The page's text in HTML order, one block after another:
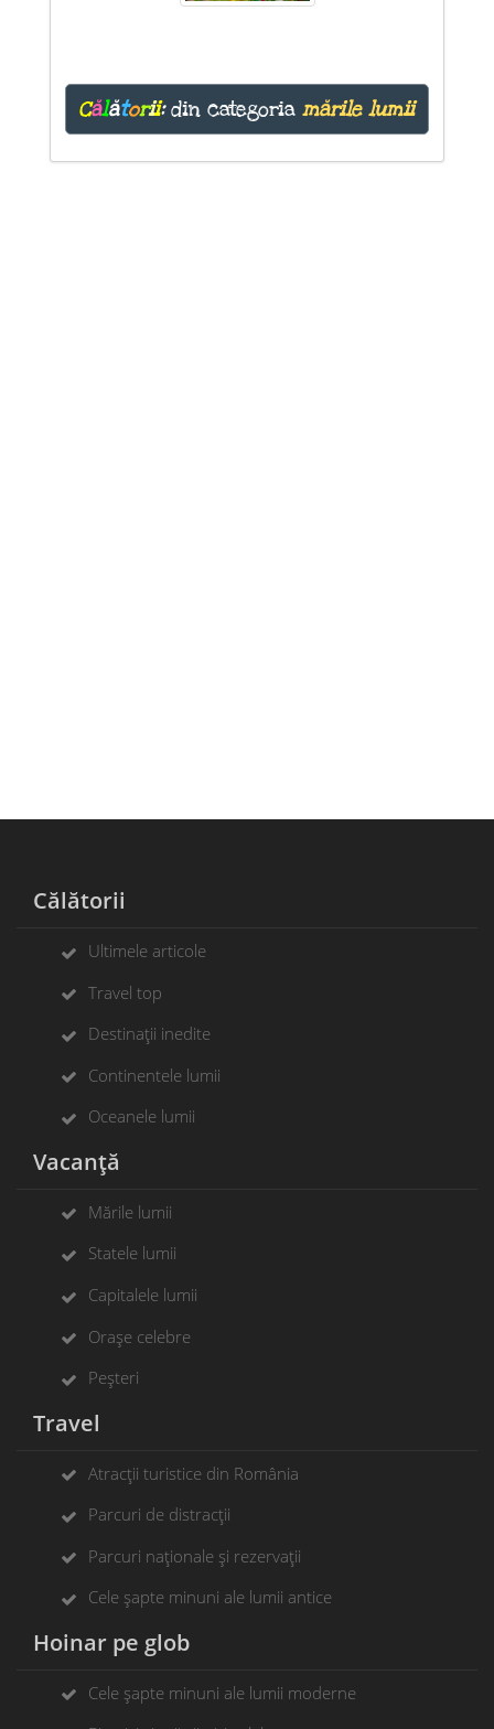
Călătorii:din categoriamările lumii
Călătorii
Ultimele articole
Travel top
Destinații inedite
Continentele lumii
Oceanele lumii
Vacanță
Mările lumii
Statele lumii
Capitalele lumii
Orașe celebre
Peșteri
Travel
Atracții turistice din România
Parcuri de distracții
Parcuri naționale și rezervații
Cele șapte minuni ale lumii antice
Hoinar pe glob
Cele șapte minuni ale lumii moderne